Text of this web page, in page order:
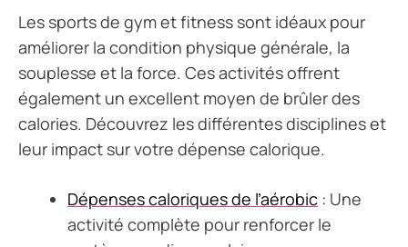
Les sports de gym et fitness sont idéaux pour
améliorer la condition physique générale, la
souplesse et la force. Ces activités offrent
également un excellent moyen de brûler des
calories. Découvrez les différentes disciplines et
leur impact sur votre dépense calorique.
Dépenses caloriques de l’aérobic : Une
activité complète pour renforcer le